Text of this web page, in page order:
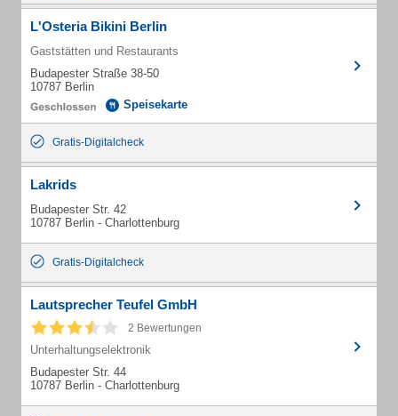
L'Osteria Bikini Berlin
Gaststätten und Restaurants
Budapester Straße 38-50
10787 Berlin
Speisekarte
Gratis-Digitalcheck
Lakrids
Budapester Str. 42
10787 Berlin - Charlottenburg
Gratis-Digitalcheck
Lautsprecher Teufel GmbH
2 Bewertungen
Unterhaltungselektronik
Budapester Str. 44
10787 Berlin - Charlottenburg